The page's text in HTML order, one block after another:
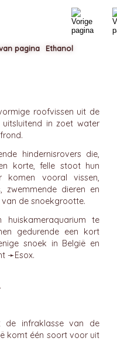
roofvissen uit de
in zoet water
hindernisrovers die,
korte, felle stoot hun
komen vooral vissen,
zwemmende dieren en
de snoekgrootte.
te
gedurende een kort
snoek in België en
➛Esox.
de infraklasse van de
komt één soort voor uit
Ethanol